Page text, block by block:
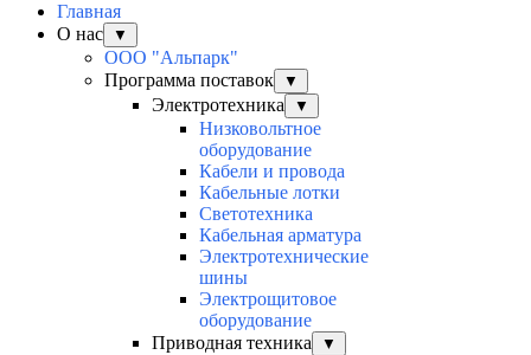
Главная
О нас
▼
ООО "Альпарк"
Программа поставок
▼
Электротехника ▼
Низковольтное
оборудование
Кабели и провода
Кабельные лотки
Светотехника
Кабельная арматура
Электротехнические
шины
Электрощитовое
оборудование
Приводная техника
▼